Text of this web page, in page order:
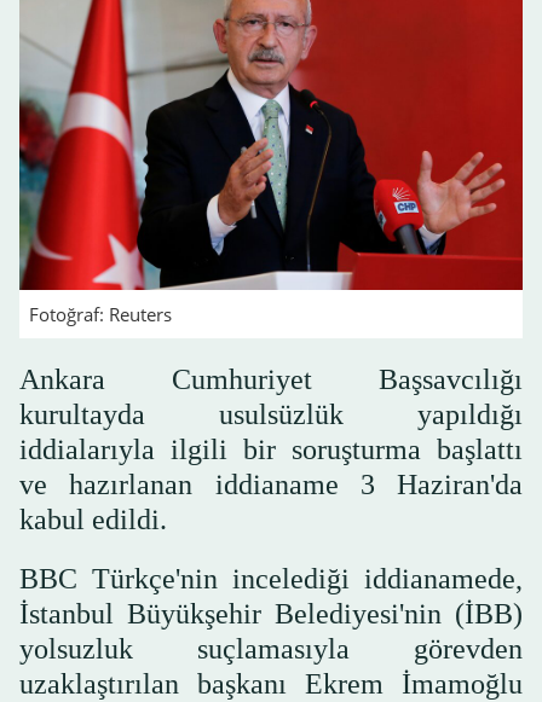
Fotoğraf: Reuters
Ankara Cumhuriyet Başsavcılığı
kurultayda usulsüzlük yapıldığı
iddialarıyla ilgili bir soruşturma başlattı
ve hazırlanan iddianame 3 Haziran'da
kabul edildi.
BBC Türkçe'nin incelediği iddianamede,
İstanbul Büyükşehir Belediyesi'nin (İBB)
yolsuzluk suçlamasıyla görevden
uzaklaştırılan başkanı Ekrem İmamoğlu